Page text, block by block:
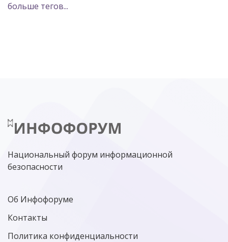
POSITIVE TECHNOLOGIES
МИНЦИФРЫ РОССИИ NGFW
больше тегов...
Национальный форум информационной
безопасности
Об Инфофоруме
Контакты
Политика конфиденциальности